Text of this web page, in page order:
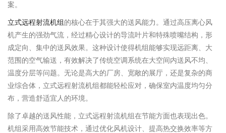
案。
立式远程射流机组的核心在于其强大的送风能力。通过高压离心风
机产生的强劲气流，经过精心设计的导流叶片和特殊喷嘴结构，形
成定向、集中的送风效果。这种设计使得机组能够实现远距离、大
范围的空气输送，有效解决了传统空调系统在大空间内送风不均、
温度分层等问题。无论是高大的厂房、宽敞的展厅，还是复杂的商
业综合体，立式远程射流机组都能轻松应对，确保室内温度均匀分
布，营造舒适宜人的环境。
除了卓越的送风性能，立式远程射流机组在节能方面也表现出色。
机组采用高效节能技术，通过优化风机设计、提高热交换效率等方